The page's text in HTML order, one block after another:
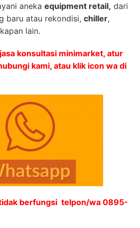
aneka equipment retail, dari
baru atau rekondisi, chiller,
lain.
konsultasi minimarket, atur
kami, atau klik icon wa di
berfungsi telpon/wa 0895-